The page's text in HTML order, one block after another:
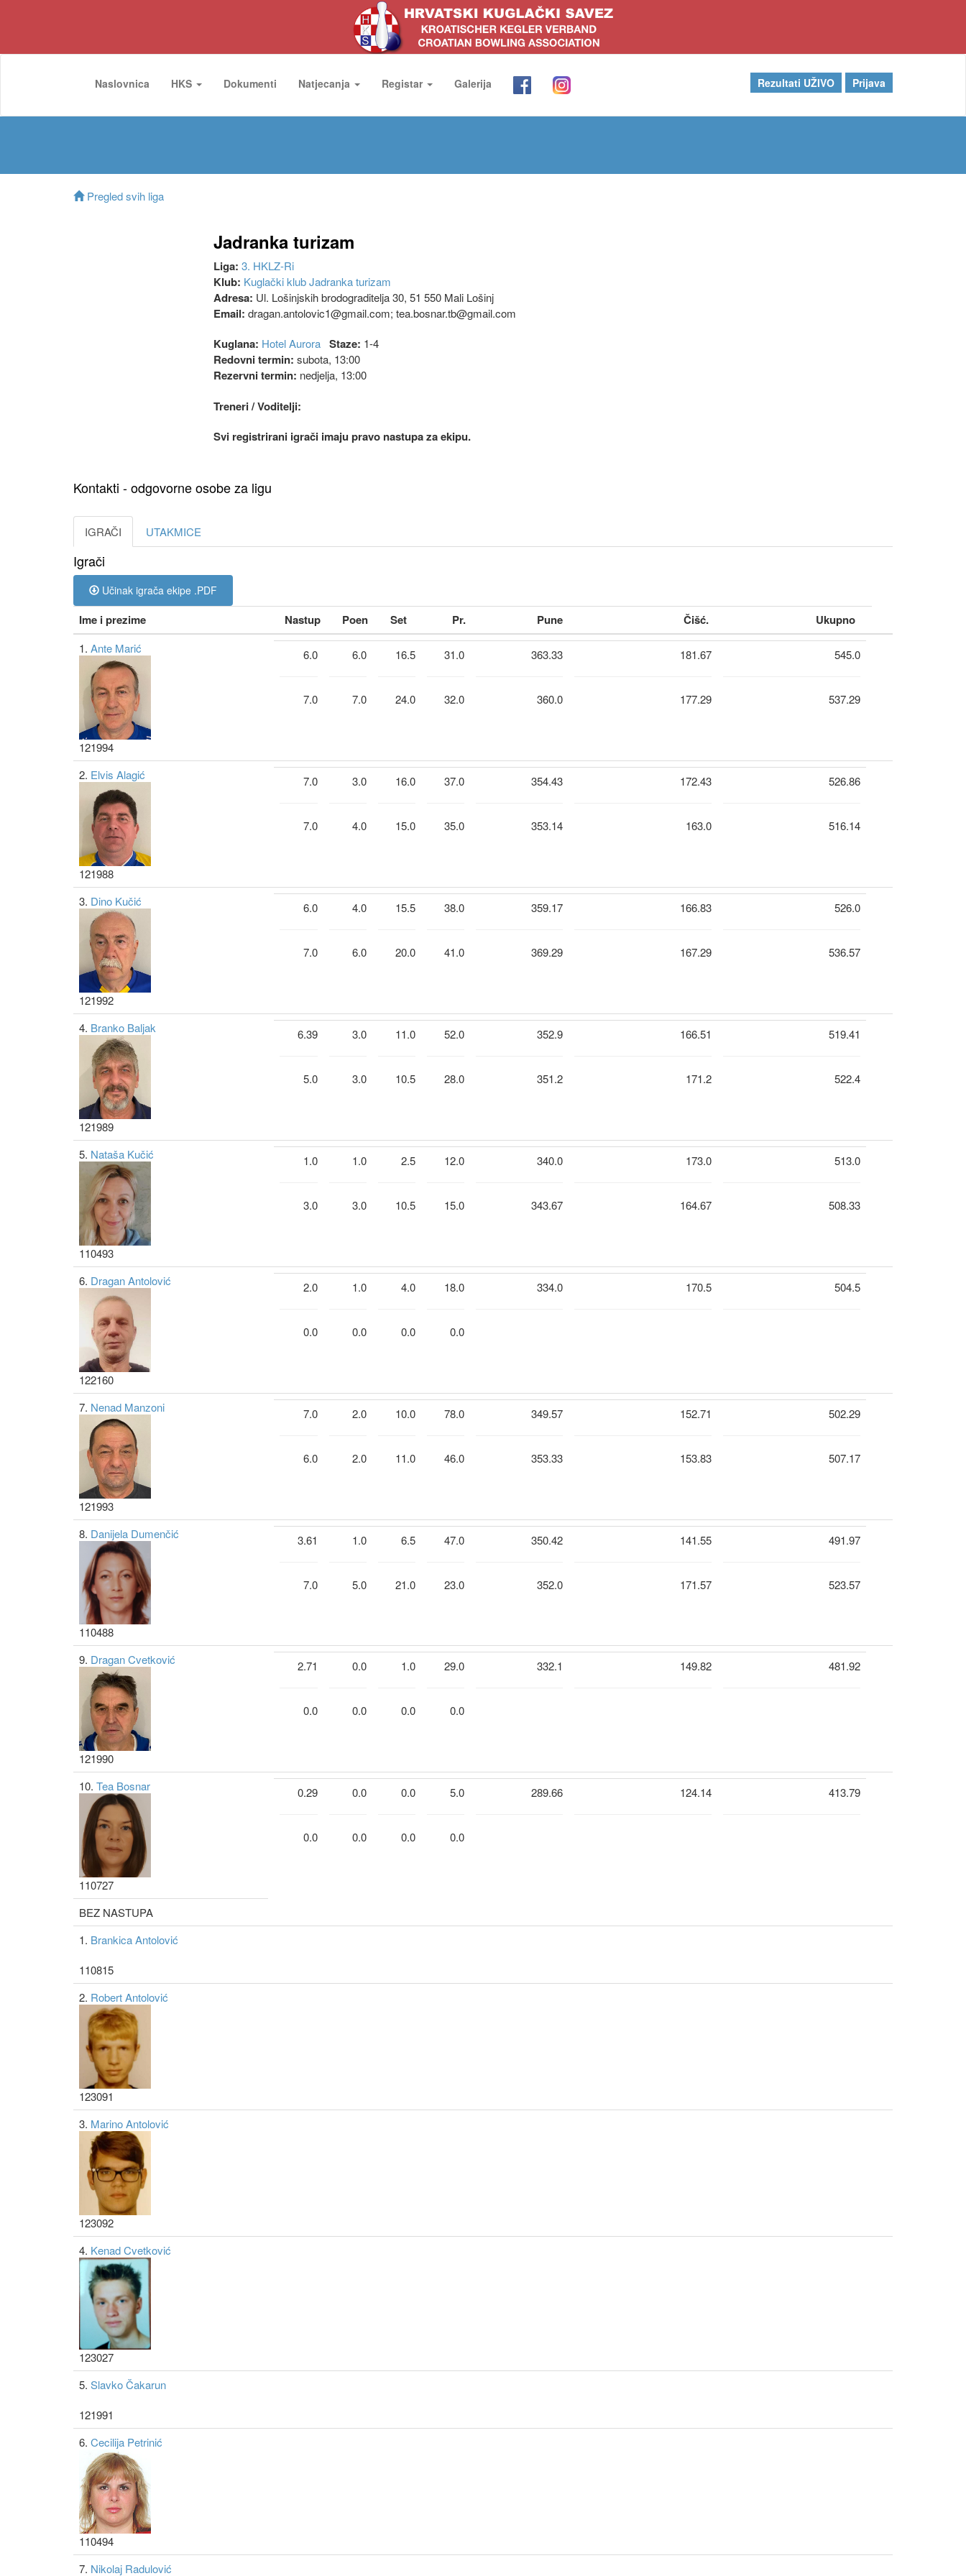
Naslovnica HKS Dokumenti Natjecanja Registar Galerija Rezultati UŽIVO Prijava
Pregled svih liga
Jadranka turizam
Liga: 3. HKLZ-Ri
Klub: Kuglački klub Jadranka turizam
Adresa: Ul. Lošinjskih brodograditelja 30, 51 550 Mali Lošinj
Email: dragan.antolovic1@gmail.com; tea.bosnar.tb@gmail.com
Kuglana: Hotel Aurora Staze: 1-4
Redovni termin: subota, 13:00
Rezervni termin: nedjelja, 13:00
Treneri / Voditelji:
Svi registrirani igrači imaju pravo nastupa za ekipu.
Kontakti - odgovorne osobe za ligu
IGRAČI UTAKMICE
Igrači
Učinak igrača ekipe .PDF
Ime i prezime Nastup Poen Set Pr. Pune Čišć. Ukupno
1. Ante Marić
121994
6.0
7.0
6.0
7.0
16.5
24.0
31.0
32.0
363.33
360.0
181.67
177.29
545.0
537.29
2. Elvis Alagić
121988
7.0
7.0
3.0
4.0
16.0
15.0
37.0
35.0
354.43
353.14
172.43
163.0
526.86
516.14
3. Dino Kučić
121992
6.0
7.0
4.0
6.0
15.5
20.0
38.0
41.0
359.17
369.29
166.83
167.29
526.0
536.57
4. Branko Baljak
121989
6.39
5.0
3.0
3.0
11.0
10.5
52.0
28.0
352.9
351.2
166.51
171.2
519.41
522.4
5. Nataša Kučić
110493
1.0
3.0
1.0
3.0
2.5
10.5
12.0
15.0
340.0
343.67
173.0
164.67
513.0
508.33
6. Dragan Antolović
122160
2.0
0.0
1.0
0.0
4.0
0.0
18.0
0.0
334.0 170.5 504.5
7. Nenad Manzoni
121993
7.0
6.0
2.0
2.0
10.0
11.0
78.0
46.0
349.57
353.33
152.71
153.83
502.29
507.17
8. Danijela Dumenčić
110488
3.61
7.0
1.0
5.0
6.5
21.0
47.0
23.0
350.42
352.0
141.55
171.57
491.97
523.57
9. Dragan Cvetković
121990
2.71
0.0
0.0
0.0
1.0
0.0
29.0
0.0
332.1 149.82 481.92
10. Tea Bosnar
110727
0.29
0.0
0.0
0.0
0.0
0.0
5.0
0.0
289.66 124.14 413.79
BEZ NASTUPA
1. Brankica Antolović
110815
2. Robert Antolović
123091
3. Marino Antolović
123092
4. Kenad Cvetković
123027
5. Slavko Čakarun
121991
6. Cecilija Petrinić
110494
7. Nikolaj Radulović